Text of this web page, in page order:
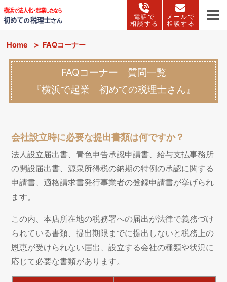
電話で
相談する
メールで
相談する
Home > FAQコーナー
FAQコーナー 質問一覧
『横浜で起業 初めての税理士さん』
会社設立時に必要な提出書類は何ですか？
法人設立届出書、青色申告承認申請書、給与支払事務所
の開設届出書、源泉所得税の納期の特例の承認に関する
申請書、適格請求書発行事業者の登録申請書が挙げられ
ます。
この内、本店所在地の税務署への届出が法律で義務づけ
られている書類、提出期限までに提出しないと税務上の
恩恵が受けられない届出、設立する会社の種類や状況に
応じて必要な書類があります。